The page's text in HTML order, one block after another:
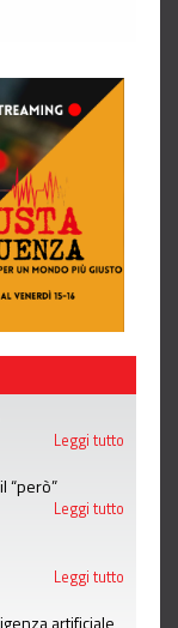
Leggi tutto
“però”
Leggi tutto
Leggi tutto